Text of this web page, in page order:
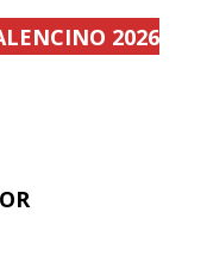
2026